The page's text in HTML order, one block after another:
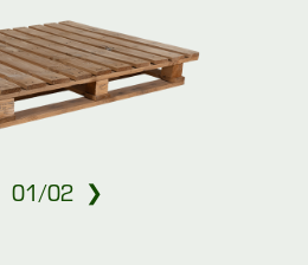
01/02 ❯